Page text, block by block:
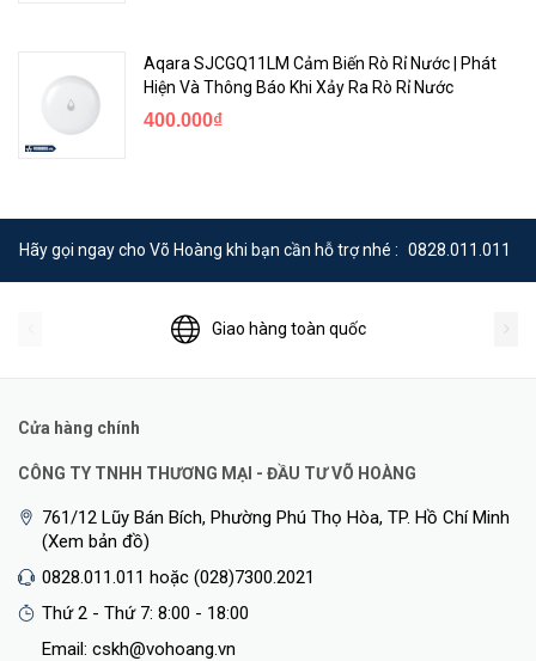
Aqara SJCGQ11LM Cảm Biến Rò Rỉ Nước | Phát
Hiện Và Thông Báo Khi Xảy Ra Rò Rỉ Nước
400.000₫
Hãy gọi ngay cho Võ Hoàng khi bạn cần hỗ trợ nhé : 0828.011.011
Giao hàng toàn quốc
Cửa hàng chính
CÔNG TY TNHH THƯƠNG MẠI - ĐẦU TƯ VÕ HOÀNG
761/12 Lũy Bán Bích, Phường Phú Thọ Hòa, TP. Hồ Chí Minh
(Xem bản đồ)
0828.011.011 hoặc (028)7300.2021
Thứ 2 - Thứ 7: 8:00 - 18:00
Email: cskh@vohoang.vn